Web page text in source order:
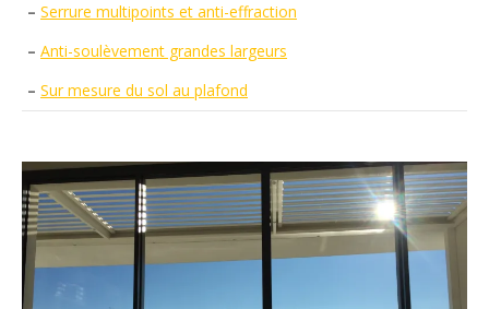
– Serrure multipoints et anti-effraction
– Anti-soulèvement grandes largeurs
– Sur mesure du sol au plafond